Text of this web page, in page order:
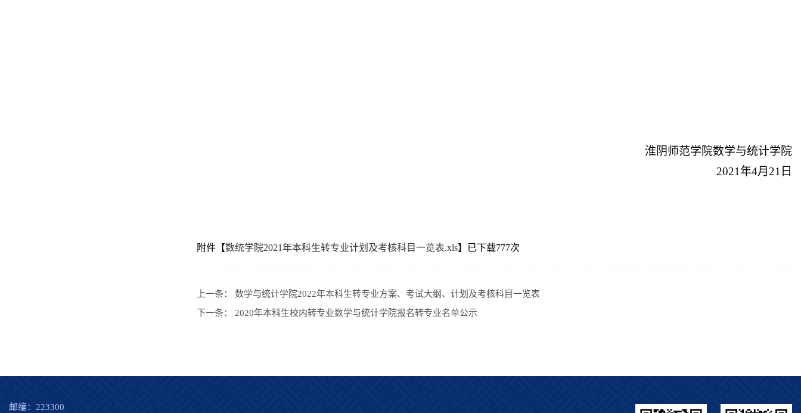
淮阴师范学院数学与统计学院
2021年4月21日
附件【数统学院2021年本科生转专业计划及考核科目一览表.xls】已下载777次
上一条： 数学与统计学院2022年本科生转专业方案、考试大纲、计划及考核科目一览表
下一条： 2020年本科生校内转专业数学与统计学院报名转专业名单公示
邮编：223300